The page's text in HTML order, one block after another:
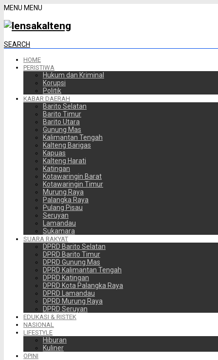
MENU MENU
SEARCH
HOME
PERISTIWA
Hukum dan Kriminal
Korupsi
Politik
KABAR DAERAH
Barito Selatan
Barito Timur
Barito Utara
Gunung Mas
Kalimantan Tengah
Kalteng Barigas
Kapuas
Kalteng Harati
Katingan
Kotawaringin Barat
Kotawaringin Timur
Murung Raya
Palangka Raya
Pulang Pisau
Seruyan
Lamandau
Sukamara
SUARA RAKYAT
DPRD Barito Selatan
DPRD Barito Timur
DPRD Gunung Mas
DPRD Kalimantan Tengah
DPRD Katingan
DPRD Kota Palangka Raya
DPRD Lamandau
DPRD Murung Raya
DPRD Seruyan
EDUKASI & RISTEK
NASIONAL
LIFESTYLE
Hiburan
Kuliner
OPINI